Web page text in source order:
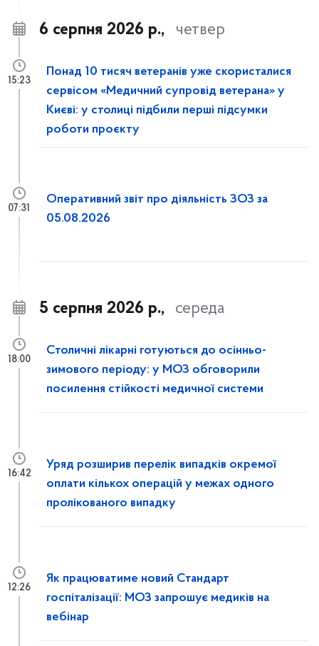
6 серпня 2026 р., четвер
Понад 10 тисяч ветеранів уже скористалися
сервісом «Медичний супровід ветерана» у
Києві: у столиці підбили перші підсумки
роботи проєкту
15:23
Оперативний звіт про діяльність ЗОЗ за
05.08.2026
07:31
5 серпня 2026 р., середа
Столичні лікарні готуються до осінньо-
зимового періоду: у МОЗ обговорили
посилення стійкості медичної системи
18:00
Уряд розширив перелік випадків окремої
оплати кількох операцій у межах одного
пролікованого випадку
16:42
Як працюватиме новий Стандарт
госпіталізації: МОЗ запрошує медиків на
вебінар
12:26